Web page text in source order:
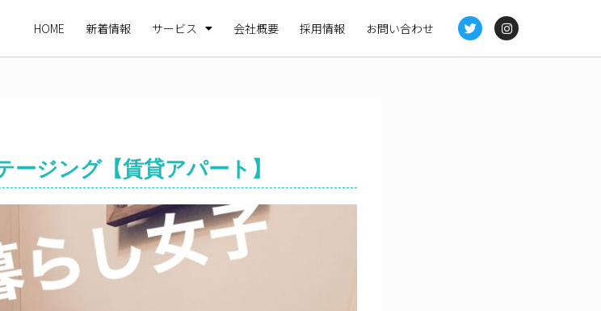
HOME 新着情報 サービス 会社概要 採用情報 お問い合わせ
ジング【賃貸アパート】